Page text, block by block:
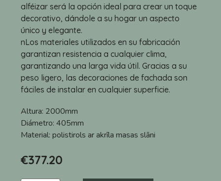
alféizar será la opción ideal para crear un toque
decorativo, dándole a su hogar un aspecto
único y elegante.
nLos materiales utilizados en su fabricación
garantizan resistencia a cualquier clima,
garantizando una larga vida útil. Gracias a su
peso ligero, las decoraciones de fachada son
fáciles de instalar en cualquier superficie.
Altura: 2000mm
Diámetro: 405mm
Material: polistirols ar akrīla masas slāni
€377.20